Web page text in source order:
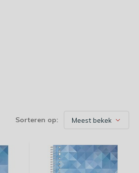
Sorteren op: